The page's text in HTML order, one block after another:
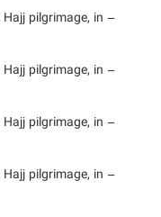
Hajj pilgrimage, in
Hajj pilgrimage, in
Hajj pilgrimage, in
Hajj pilgrimage, in